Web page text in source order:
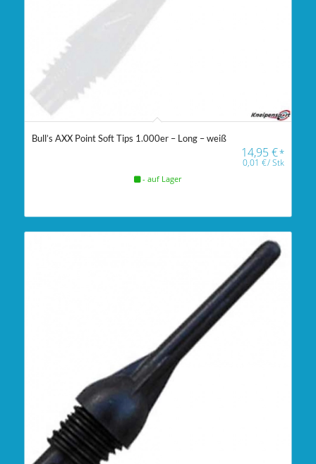
Bull’s AXX Point Soft Tips 1.000er – Long – weiß
14,95€*
0,01€/Stk
- auf Lager